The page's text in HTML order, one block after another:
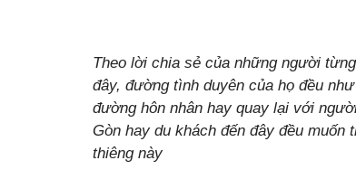
Theo lời chia sẻ của những người
đây, đường tình duyên của họ đều
đường hôn nhân hay quay lại với
Gòn hay du khách đến đây đều muốn
thiêng này